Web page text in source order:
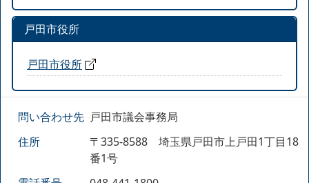
戸田市役所
戸田市役所
問い合わせ先 戸田市議会事務局
住所
〒335-8588 埼玉県戸田市上戸田1丁目18
番1号